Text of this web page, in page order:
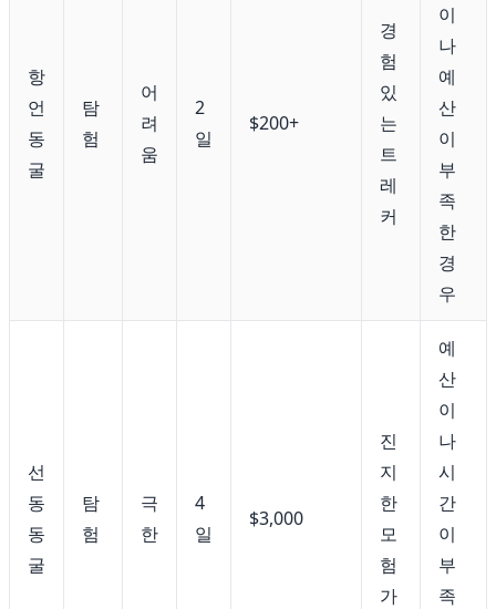
항
언
동
굴
탐
험
어
려
움
2
일
$200+
경
험
있
는
트
레
커
이
나
예
산
이
부
족
한
경
우
선
동
동
굴
탐
험
극
한
4
일
$3,000
진
지
한
모
험
가
예
산
이
나
시
간
이
부
족